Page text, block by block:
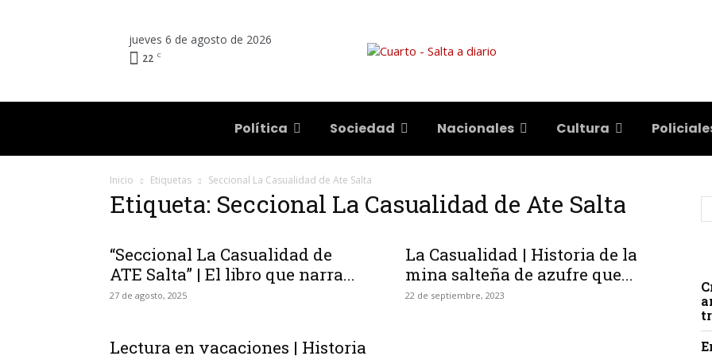
jueves 6 de agosto de 2026
22 C
Política Sociedad Nacionales Cultura
Inicio Etiquetas Seccional La Casualidad de Ate Salta
Etiqueta: Seccional La Casualidad de Ate Salta
“Seccional La Casualidad de
ATE Salta” | El libro que narra...
27 de agosto, 2025
La Casualidad | Historia de la
mina salteña de azufre que...
22 de septiembre, 2023
Lectura en vacaciones | Historia